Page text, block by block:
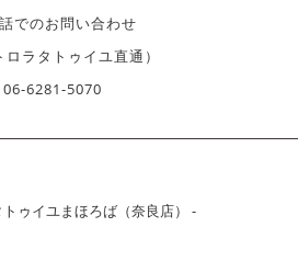
でのお問い合わせ
ロラタトゥイユ直通）
06-6281-5070
ゥイユまほろば（奈良店） -